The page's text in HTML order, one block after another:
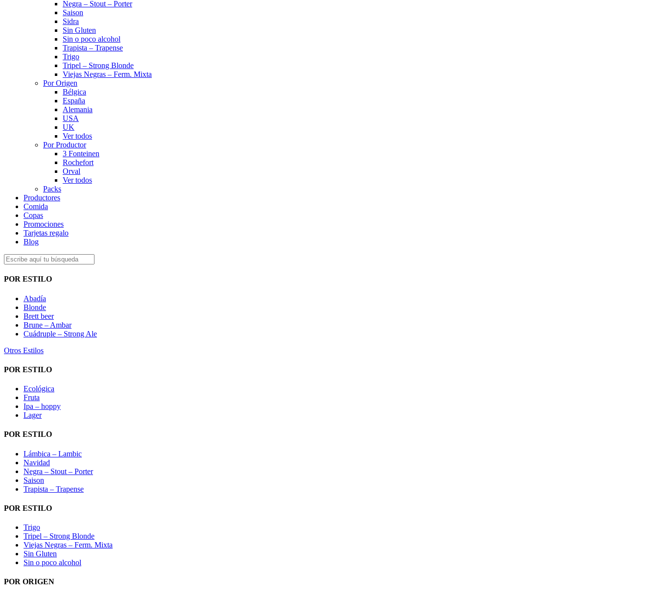
Negra – Stout – Porter
Saison
Sidra
Sin Gluten
Sin o poco alcohol
Trapista – Trapense
Trigo
Tripel – Strong Blonde
Viejas Negras – Ferm. Mixta
Por Origen
Bélgica
España
Alemania
USA
UK
Ver todos
Por Productor
3 Fonteinen
Rochefort
Orval
Ver todos
Packs
Productores
Comida
Copas
Promociones
Tarjetas regalo
Blog
POR ESTILO
Abadía
Blonde
Brett beer
Brune – Ambar
Cuádruple – Strong Ale
Otros Estilos
POR ESTILO
Ecológica
Fruta
Ipa – hoppy
Lager
POR ESTILO
Lámbica – Lambic
Navidad
Negra – Stout – Porter
Saison
Trapista – Trapense
POR ESTILO
Trigo
Tripel – Strong Blonde
Viejas Negras – Ferm. Mixta
Sin Gluten
Sin o poco alcohol
POR ORIGEN